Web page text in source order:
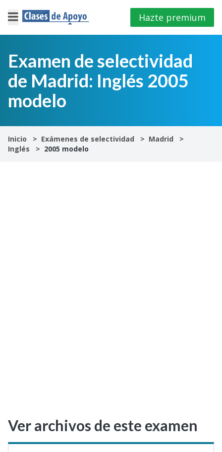
×
Iniciar
sesión
E.S.O
Hazte premium
Examen de selectividad
de Madrid: Inglés 2005
modelo
Inicio Exámenes de selectividad
Madrid
Inglés
2005 modelo
Ver archivos de este examen